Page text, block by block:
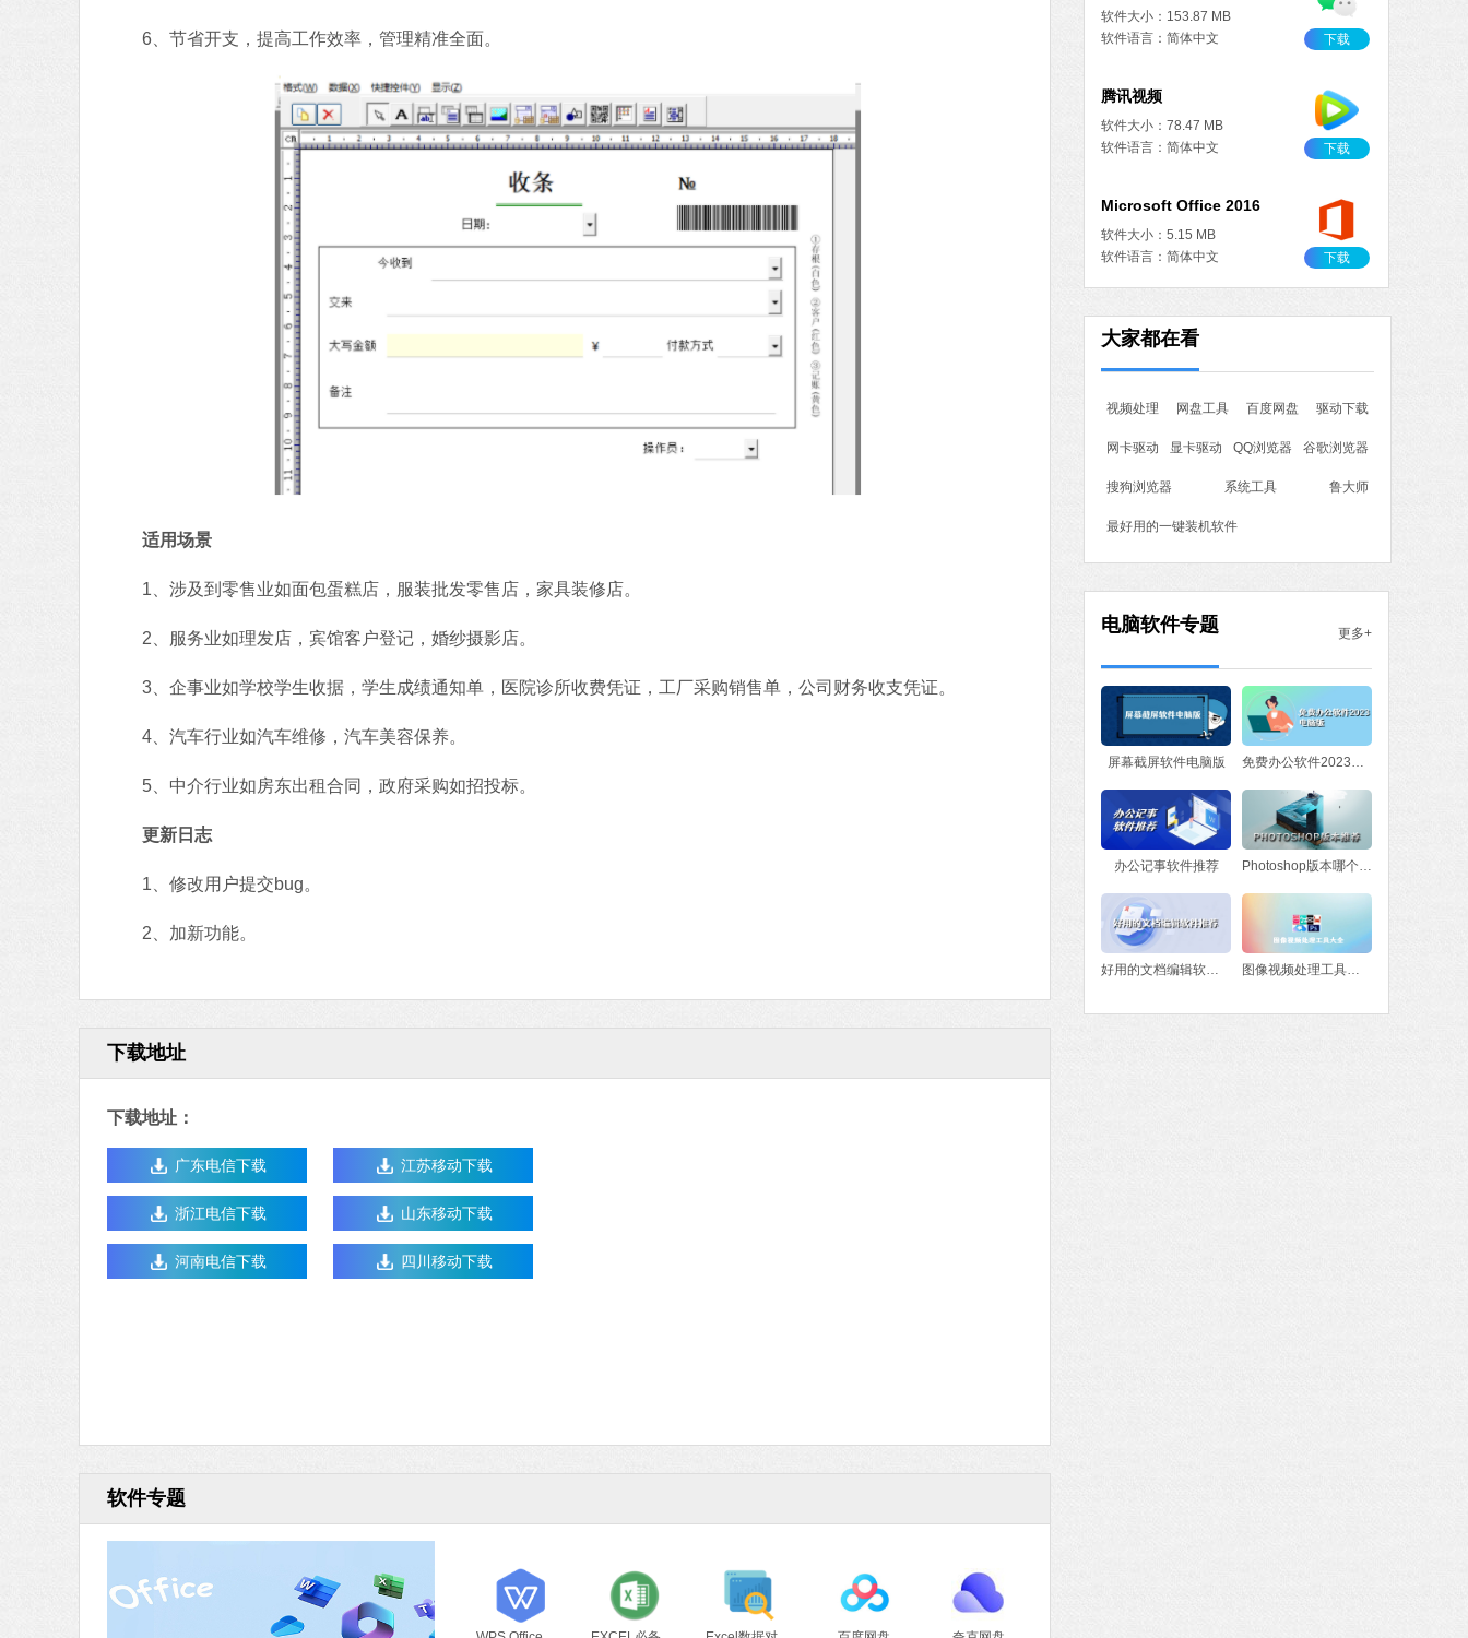
6、节省开支，提高工作效率，管理精准全面。
适用场景
1、涉及到零售业如面包蛋糕店，服装批发零售店，家具装修店。
2、服务业如理发店，宾馆客户登记，婚纱摄影店。
3、企事业如学校学生收据，学生成绩通知单，医院诊所收费凭证，工厂采购销售单，公司财务收支凭证。
4、汽车行业如汽车维修，汽车美容保养。
5、中介行业如房东出租合同，政府采购如招投标。
更新日志
1、修改用户提交bug。
2、加新功能。
下载地址
下载地址：
广东电信下载 江苏移动下载
浙江电信下载 山东移动下载
河南电信下载 四川移动下载
软件专题
软件大小：153.87 MB
软件语言：简体中文
下载
腾讯视频
软件大小：78.47 MB
软件语言：简体中文
下载
Microsoft Office 2016
软件大小：5.15 MB
软件语言：简体中文
下载
火绒安全软件
软件大小：22.24 MB
搜狗输入法
软件大小：97.74 MB
软件语言：简体中文
下载
石大师一键重装系统
软件语言：简体中文
大家都在看
视频处理 网盘工具 百度网盘 驱动下载
网卡驱动 显卡驱动 QQ浏览器 谷歌浏览器
搜狗浏览器 系统工具 鲁大师
最好用的一键装机软件
电脑软件专题 更多+
屏幕截屏软件电脑版 免费办公软件2023电脑版
办公记事软件推荐 Photoshop版本哪个好？Photoshop版本推荐
好用的文档编辑软件推荐 图像视频处理工具大全